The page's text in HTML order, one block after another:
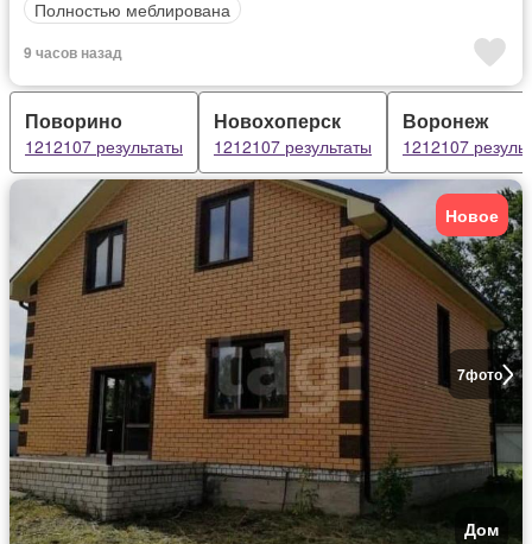
Полностью меблирована
9 часов назад
Поворино
1212107 результаты
Новохоперск
1212107 результаты
Воронеж
1212107
7фото
Новое
Дом